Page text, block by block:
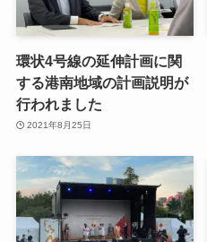
環状4号線の延伸計画に関
する港南地域の計画説明が
行われました
2021年8月25日